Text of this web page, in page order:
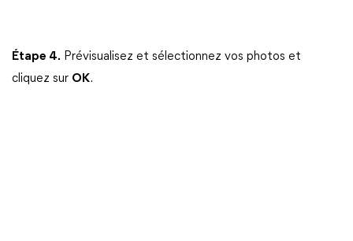
Étape 4. Prévisualisez et sélectionnez vos photos et
cliquez sur OK.